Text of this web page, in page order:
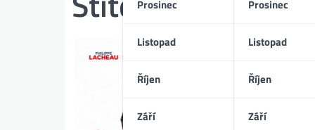
Prosinec
Listopad
Říjen
Září
Prosinec
Listopad
Říjen
Září